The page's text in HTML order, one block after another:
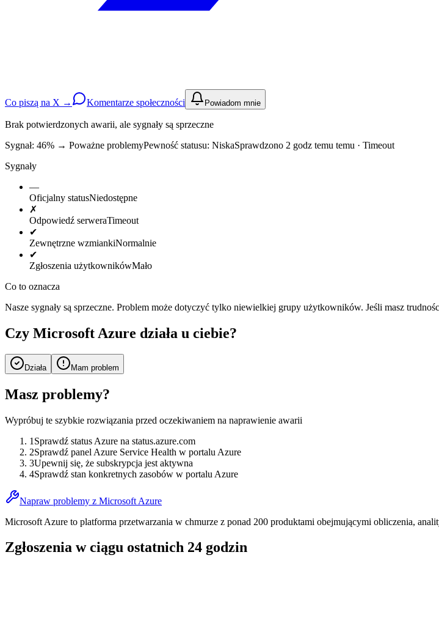
Co piszą na X → Komentarze społeczności Powiadom mnie
Brak potwierdzonych awarii, ale sygnały są sprzeczne
Sygnał: 46% → Poważne problemyPewność statusu: NiskaSprawdzono 2 godz temu temu · Timeout
Sygnały
—
Oficjalny statusNiedostępne
✗
Odpowiedź serweraTimeout
✔
Zewnętrzne wzmiankiNormalnie
✔
Zgłoszenia użytkownikówMało
Co to oznacza
Nasze sygnały są sprzeczne. Problem może dotyczyć tylko niewielkiej grupy użytkowników. Jeśli masz
Czy Microsoft Azure działa u ciebie?
Działa Mam problem
Masz problemy?
Wypróbuj te szybkie rozwiązania przed oczekiwaniem na naprawienie awarii
1 Sprawdź status Azure na status.azure.com
2Sprawdź panel Azure Service Health w portalu Azure
3Upewnij się, że subskrypcja jest aktywna
4Sprawdź stan konkretnych zasobów w portalu Azure
Napraw problemy z Microsoft Azure
Microsoft Azure to platforma przetwarzania w chmurze z ponad 200 produktami obejmującymi obliczenia,
Zgłoszenia w ciągu ostatnich 24 godzin